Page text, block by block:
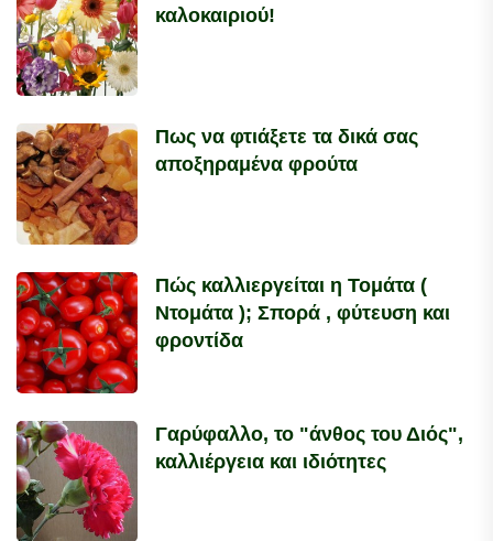
καλοκαιριού!
Πως να φτιάξετε τα δικά σας
αποξηραμένα φρούτα
Πώς καλλιεργείται η Τομάτα (
Ντομάτα ); Σπορά , φύτευση και
φροντίδα
Γαρύφαλλο, το "άνθος του Διός",
καλλιέργεια και ιδιότητες